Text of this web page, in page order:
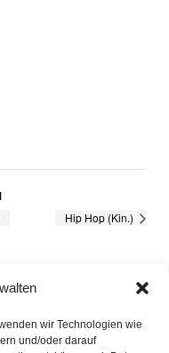
wir Technologien wie
und/oder darauf
Hip Hop (Kin.)